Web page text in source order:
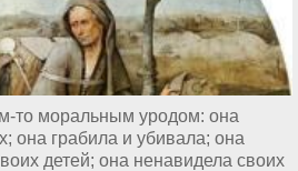
то моральным уродом: она
она грабила и убивала; она
детей; она ненавидела своих